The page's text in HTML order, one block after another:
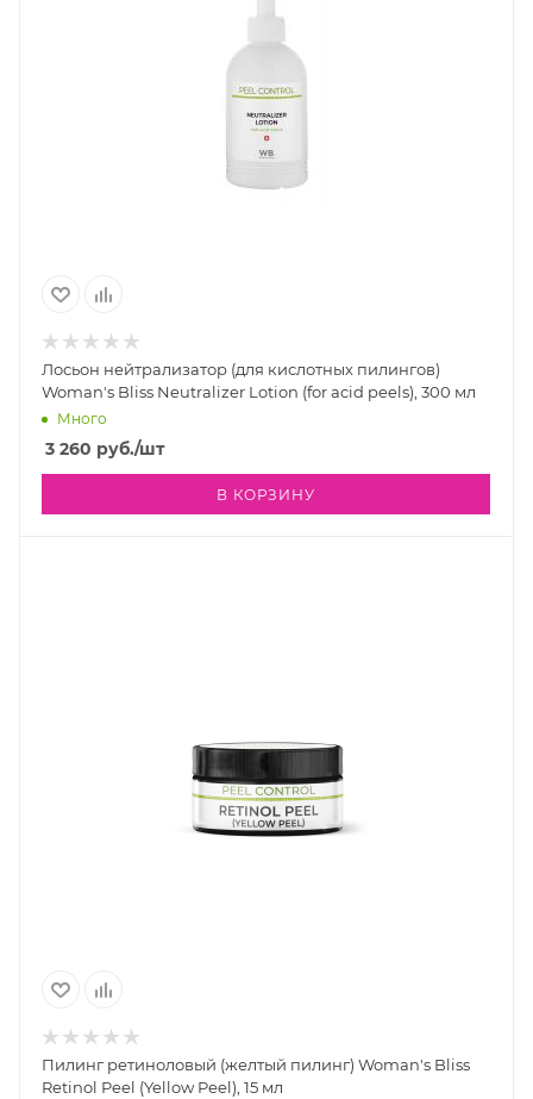
Лосьон нейтрализатор (для кислотных пилингов)
Woman's Bliss Neutralizer Lotion (for acid peels), 300 мл
Много
3 260 руб./шт
В КОРЗИНУ
Пилинг ретиноловый (желтый пилинг) Woman's Bliss
Retinol Peel (Yellow Peel), 15 мл